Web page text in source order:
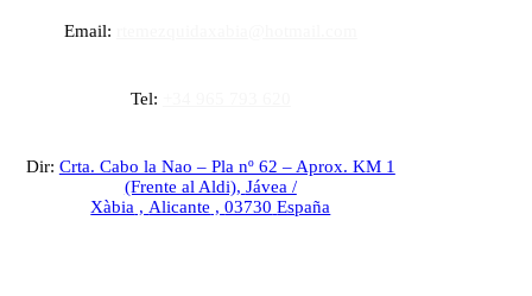
Email:
Tel:
Dir: Crta. Cabo la Nao – Pla nº 62 – Aprox. KM 1
(Frente al Aldi), Jávea /
Xàbia ,Alicante ,03730 España